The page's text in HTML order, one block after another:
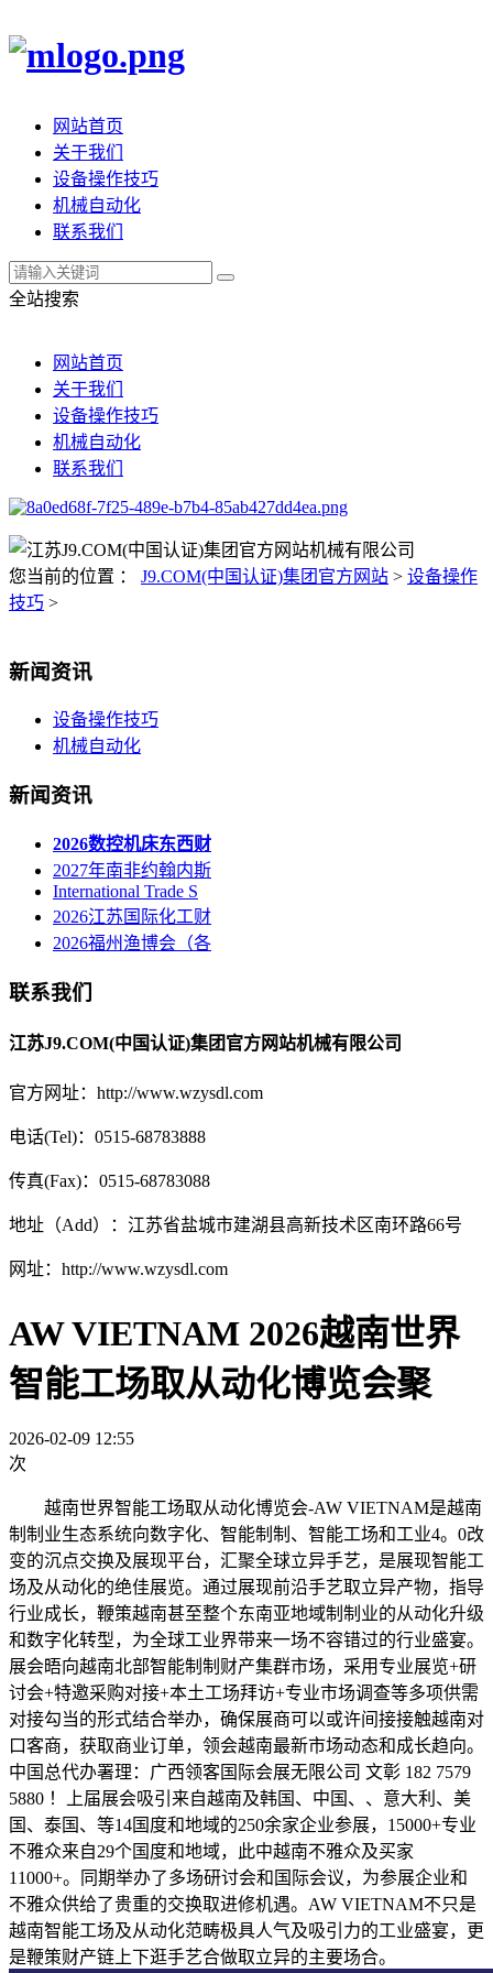
网站首页
关于我们
设备操作技巧
机械自动化
联系我们
全站搜索
网站首页
关于我们
设备操作技巧
机械自动化
联系我们
您当前的位置 ： J9.COM(中国认证)集团官方网站 > 设备操作
技巧 >
新闻资讯
设备操作技巧
机械自动化
新闻资讯
2026数控机床东西财
2027年南非约翰内斯
International Trade S
2026江苏国际化工财
2026福州渔博会（各
联系我们
江苏J9.COM(中国认证)集团官方网站机械有限公司
官方网址：http://www.wzysdl.com
电话(Tel)：0515-68783888
传真(Fax)：0515-68783088
地址（Add）：江苏省盐城市建湖县高新技术区南环路66号
网址：http://www.wzysdl.com
AW VIETNAM 2026越南世界
智能工场取从动化博览会聚
2026-02-09 12:55
次
越南世界智能工场取从动化博览会-AW VIETNAM是越南
制制业生态系统向数字化、智能制制、智能工场和工业4。0改
变的沉点交换及展现平台，汇聚全球立异手艺，是展现智能工
场及从动化的绝佳展览。通过展现前沿手艺取立异产物，指导
行业成长，鞭策越南甚至整个东南亚地域制制业的从动化升级
和数字化转型，为全球工业界带来一场不容错过的行业盛宴。
展会晤向越南北部智能制制财产集群市场，采用专业展览+研
讨会+特邀采购对接+本土工场拜访+专业市场调查等多项供需
对接勾当的形式结合举办，确保展商可以或许间接接触越南对
口客商，获取商业订单，领会越南最新市场动态和成长趋向。
中国总代办署理：广西领客国际会展无限公司 文彰 182 7579
5880 ！上届展会吸引来自越南及韩国、中国、、意大利、美
国、泰国、等14国度和地域的250余家企业参展，15000+专业
不雅众来自29个国度和地域，此中越南不雅众及买家
11000+。同期举办了多场研讨会和国际会议，为参展企业和
不雅众供给了贵重的交换取进修机遇。AW VIETNAM不只是
越南智能工场及从动化范畴极具人气及吸引力的工业盛宴，更
是鞭策财产链上下逛手艺合做取立异的主要场合。